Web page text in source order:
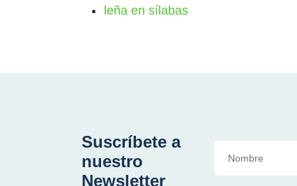
leña en sílabas
Suscríbete a
nuestro
Newsletter